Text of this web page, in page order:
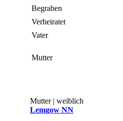
Begraben
Verheiratet
Vater
Mutter
Mutter | weiblich
Lemgow NN